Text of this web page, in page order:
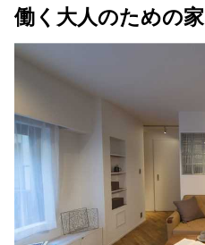
働く大人のための家